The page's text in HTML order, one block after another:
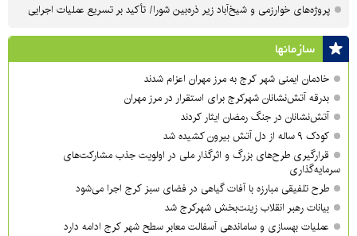
پروژه‌های خوارزمی و شیخ‌آباد زیر ذره‌بین شورا/ تأکید بر تسریع عملیات اجرایی
سازمان‎ها
خادمان ایمنی شهر کرج به مرز مهران اعزام شدند
بدرقه آتش‌نشانان شهرکرج برای استقرار در مرز مهران
آتش‌نشانان در جنگ رمضان ایثار کردند
کودک ۹ ساله از دل آتش بیرون کشیده شد
قرارگیری طرح‌های بزرگ و اثرگذار ملی در اولویت‌ جذب مشارکت‌های
سرمایه‌گذاری
طرح تلفیقی مبارزه با آفات گیاهی در فضای سبز کرج اجرا می‌شود
بیانات رهبر انقلاب زینت‌بخش شهرکرج شد
عملیات بهسازی و ساماندهی آسفالت معابر سطح شهر کرج ادامه دارد